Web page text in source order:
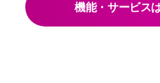
機能・サービス